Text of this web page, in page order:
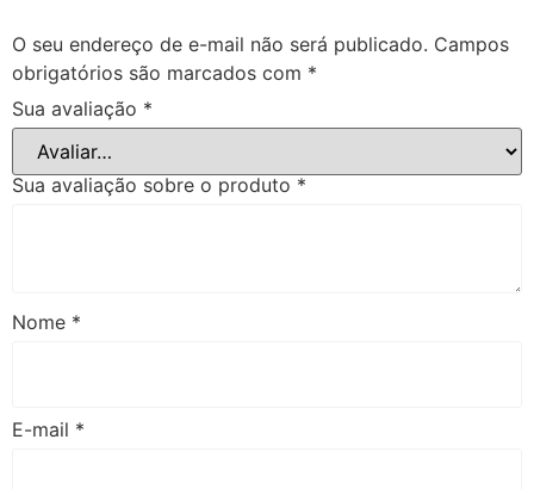
O seu endereço de e-mail não será publicado. Campos
obrigatórios são marcados com *
Sua avaliação *
Sua avaliação sobre o produto *
Nome *
E-mail *